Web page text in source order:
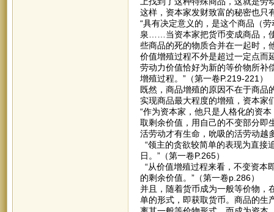
这样，资本家发财致富的秘密也只
“具有决定意义的，是这个商品（
泉……当资本家把货币变成商品，
些商品的死的物质合并在一起时
价值增殖过程不外是超过一定点而
劳动力价值恰好为新的等价物所补
增殖过程。”（第一卷P.219-221）
既然，商品增殖的原因不在于商品
实现商品最大程度的增殖，资本家
“作为资本家，他只是人格化的资
取剩余价值，用自己的不变部分即
活劳动才有生命，吮吸的活劳动越
“领主的贪欲较简单的表现为直接
日。”（第一卷P.265）
“从价值增殖过程来看，不变资本
的剩余价值。”（第一卷p.286）
并且，随着货币成为一般等价物，
单的形式，即获取货币。商品的